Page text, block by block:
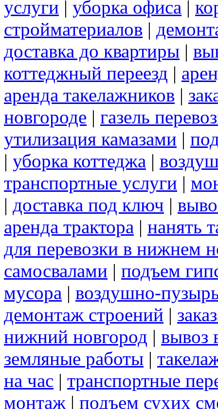
услуги | уборка офиса |
стройматериалов |
доставка до квартиры |
коттеджный переезд |
аренда такелажников |
новгороде | газель
утилизация камазами |
| уборка коттеджа |
транспортные услуги |
| доставка под ключ |
аренда трактора | нанять
для перевозки в нижнем
самосвалами | подъем
мусора | воздушно-
демонтаж строений |
нижний новгород | вывоз
земляные работы |
на час | транспортные
монтаж | подъем сухих